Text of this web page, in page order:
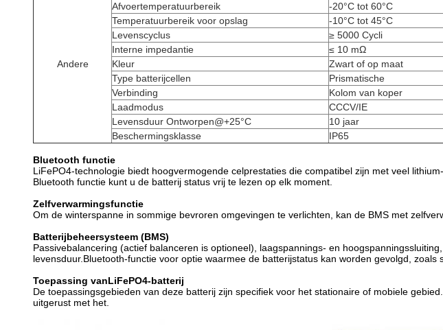
Andere
Afvoertemperatuurbereik
-20°C tot 60°C
Temperatuurbereik voor opslag
-10°C tot 45°C
Levenscyclus
≥ 5000 Cycli
Interne impedantie
≤ 10 mΩ
Kleur
Zwart of op maat
Type batterijcellen
Prismatische
Verbinding
Kolom van koper
Laadmodus
CCCV/IE
Levensduur Ontworpen@+25°C
10 jaar
Beschermingsklasse
IP65
Bluetooth functie
LiFePO4-technologie biedt hoogvermogende celprestaties die compatibel zijn met veel
Bluetooth functie kunt u de batterij status vrij te lezen op elk moment.
Zelfverwarmingsfunctie
Om de winterspanne in sommige bevroren omgevingen te verlichten, kan de BMS met
Batterijbeheersysteem (BMS)
Passivebalancering (actief balanceren is optioneel), laagspannings- en
levensduur.Bluetooth-functie voor optie waarmee de batterijstatus kan worden gevolgd, zoals
Toepassing vanLiFePO4-batterij
De toepassingsgebieden van deze batterij zijn specifiek voor het stationaire of mobiele
uitgerust met het.